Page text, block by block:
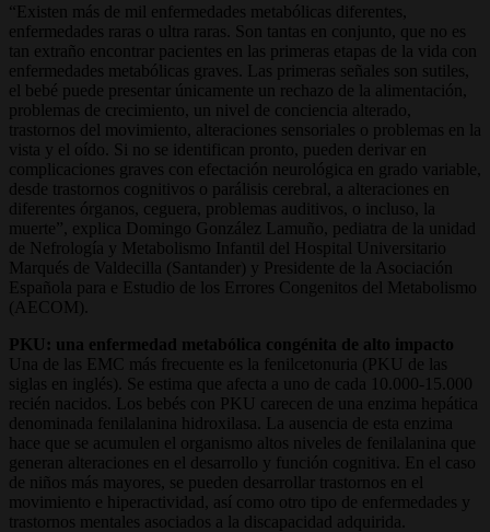
“Existen más de mil enfermedades metabólicas diferentes,
enfermedades raras o ultra raras. Son tantas en conjunto, que no es
tan extraño encontrar pacientes en las primeras etapas de la vida con
enfermedades metabólicas graves. Las primeras señales son sutiles,
el bebé puede presentar únicamente un rechazo de la alimentación,
problemas de crecimiento, un nivel de conciencia alterado,
trastornos del movimiento, alteraciones sensoriales o problemas en la
vista y el oído. Si no se identifican pronto, pueden derivar en
complicaciones graves con efectación neurológica en grado variable,
desde trastornos cognitivos o parálisis cerebral, a alteraciones en
diferentes órganos, ceguera, problemas auditivos, o incluso, la
muerte”, explica Domingo González Lamuño, pediatra de la unidad
de Nefrología y Metabolismo Infantil del Hospital Universitario
Marqués de Valdecilla (Santander) y Presidente de la Asociación
Española para e Estudio de los Errores Congenitos del Metabolismo
(AECOM).
PKU: una enfermedad metabólica congénita de alto impacto
Una de las EMC más frecuente es la fenilcetonuria (PKU de las
siglas en inglés). Se estima que afecta a uno de cada 10.000-15.000
recién nacidos. Los bebés con PKU carecen de una enzima hepática
denominada fenilalanina hidroxilasa. La ausencia de esta enzima
hace que se acumulen el organismo altos niveles de fenilalanina que
generan alteraciones en el desarrollo y función cognitiva. En el caso
de niños más mayores, se pueden desarrollar trastornos en el
movimiento e hiperactividad, así como otro tipo de enfermedades y
trastornos mentales asociados a la discapacidad adquirida.